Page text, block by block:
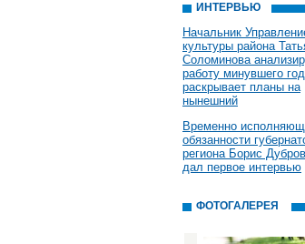
ИНТЕРВЬЮ
Начальник
культуры района
Соломинова
работу минувшего
раскрывает планы на
нынешний
Временно
обязанности
региона Борис
дал первое интервью
ФОТОГАЛЕРЕЯ